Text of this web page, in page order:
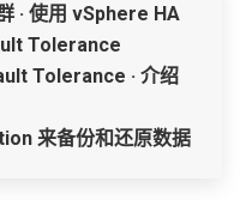
· 使用 vSphere HA
Tolerance
Tolerance · 介绍
来备份和还原数据